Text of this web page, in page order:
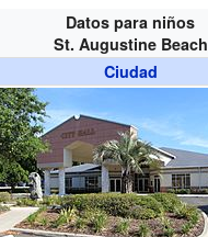
Datos para niños
St. Augustine Beach
Ciudad